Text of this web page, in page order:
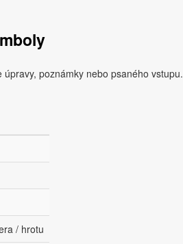
poznámky nebo psaného vstupu.
/ hrotu